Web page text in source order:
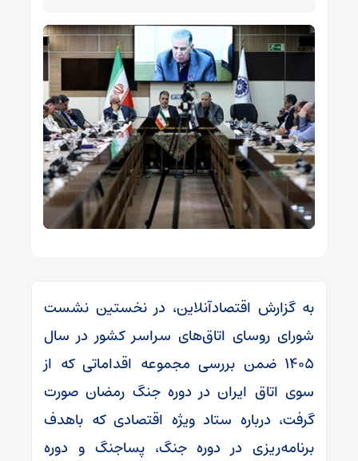
به گزارش اقتصادآنلاین، در نخستین نشست
شورای روسای اتاق‌های سراسر کشور در سال
۱۴۰۵ ضمن بررسی مجموعه اقداماتی که از
سوی اتاق ایران در دوره جنگ رمضان صورت
گرفت، درباره ستاد ویژه اقتصادی که باهدف
برنامه‌ریزی در دوره جنگ، پساجنگ و دوره